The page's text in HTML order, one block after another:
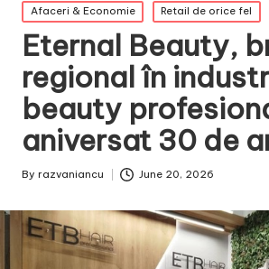
Posted
in
Afaceri & Economie Retail de orice fel
Eternal Beauty,
regional în
beauty
aniversat 30 de
Posted
By razvaniancu June 20, 2026